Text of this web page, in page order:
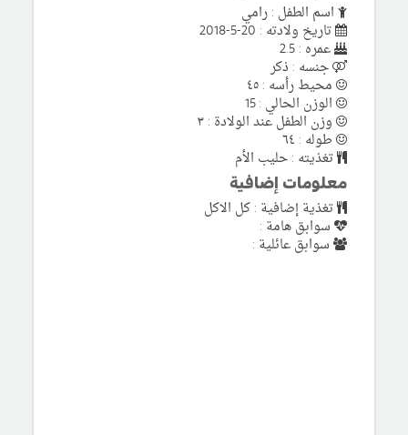
اسم الطفل : رامي
تاريخ ولادته : 20-5-2018
عمره : 2.5
جنسه : ذكر
محيط رأسه : ٤٥
الوزن الحالي : 15
وزن الطفل عند الولادة : ٣
طوله : ٦٤
تغذيته : حليب الأم
معلومات إضافية
تغذية إضافية : كل الاكل
سوابق هامة :
سوابق عائلية :